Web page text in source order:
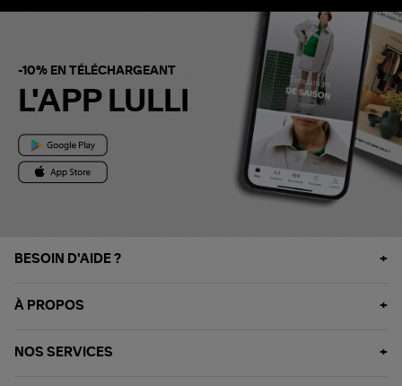
-10% EN TÉLÉCHARGEANT
L'APP LULLI
BESOIN D'AIDE ?
À PROPOS
NOS SERVICES